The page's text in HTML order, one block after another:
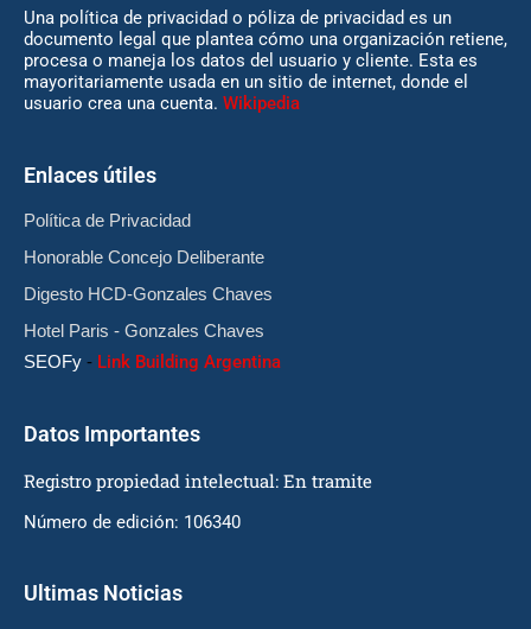
Una política de privacidad o póliza de privacidad es un
documento legal que plantea cómo una organización retiene,
procesa o maneja los datos del usuario y cliente. Esta es
mayoritariamente usada en un sitio de internet, donde el
usuario crea una cuenta. Wikipedia
Enlaces útiles
Política de Privacidad
Honorable Concejo Deliberante
Digesto HCD-Gonzales Chaves
Hotel Paris - Gonzales Chaves
SEOFy - Link Building Argentina
Datos Importantes
Registro propiedad intelectual: En tramite
Número de edición: 106340
Ultimas Noticias